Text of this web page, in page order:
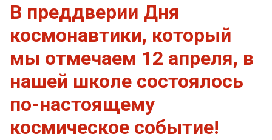
В преддверии Дня
космонавтики, который
мы отмечаем 12 апреля, в
нашей школе состоялось
по-настоящему
космическое событие!